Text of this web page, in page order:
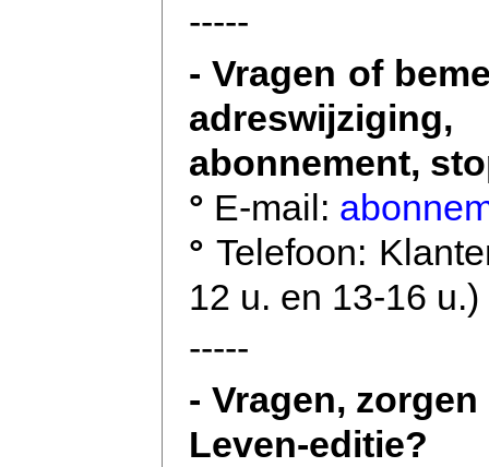
-----
- Vragen of
abonnement,
° E-mail:
° Telefoon:
12 u. en 13-16 u.)
-----
- Vragen,
Leven-editie?